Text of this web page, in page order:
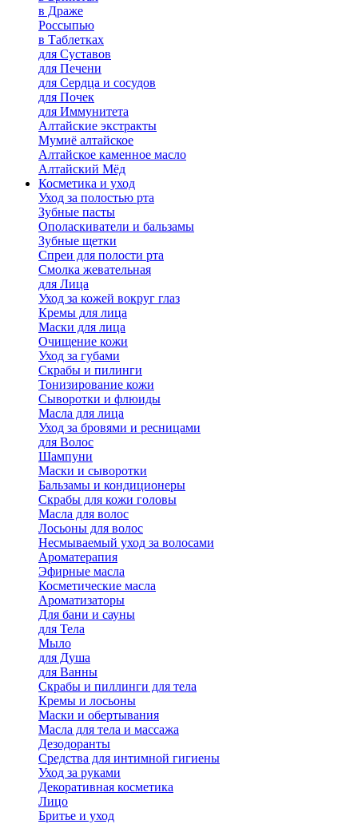
в Драже
Россыпью
в Таблетках
для Cуставов
для Печени
для Сердца и сосудов
для Почек
для Иммунитета
Алтайские экстракты
Мумиё алтайское
Алтайское каменное масло
Алтайский Мёд
Косметика и уход
Уход за полостью рта
Зубные пасты
Ополаскиватели и бальзамы
Зубные щетки
Спреи для полости рта
Смолка жевательная
для Лица
Уход за кожей вокруг глаз
Кремы для лица
Маски для лица
Очищение кожи
Уход за губами
Скрабы и пилинги
Тонизирование кожи
Сыворотки и флюиды
Масла для лица
Уход за бровями и ресницами
для Волос
Шампуни
Маски и сыворотки
Бальзамы и кондиционеры
Скрабы для кожи головы
Масла для волос
Лосьоны для волос
Несмываемый уход за волосами
Ароматерапия
Эфирные масла
Косметические масла
Ароматизаторы
Для бани и сауны
для Тела
Мыло
для Душа
для Ванны
Скрабы и пиллинги для тела
Кремы и лосьоны
Маски и обертывания
Масла для тела и массажа
Дезодоранты
Средства для интимной гигиены
Уход за руками
Декоративная косметика
Лицо
Бритье и уход